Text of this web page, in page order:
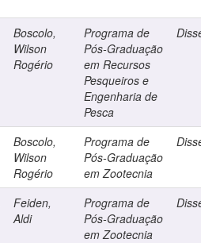
Boscolo,
Wilson
Rogério
Programa de
Pós-Graduação
em Recursos
Pesqueiros e
Engenharia de
Pesca
Boscolo,
Wilson
Rogério
Programa de
Pós-Graduação
em Zootecnia
Feiden,
Aldi
Programa de
Pós-Graduação
em Zootecnia